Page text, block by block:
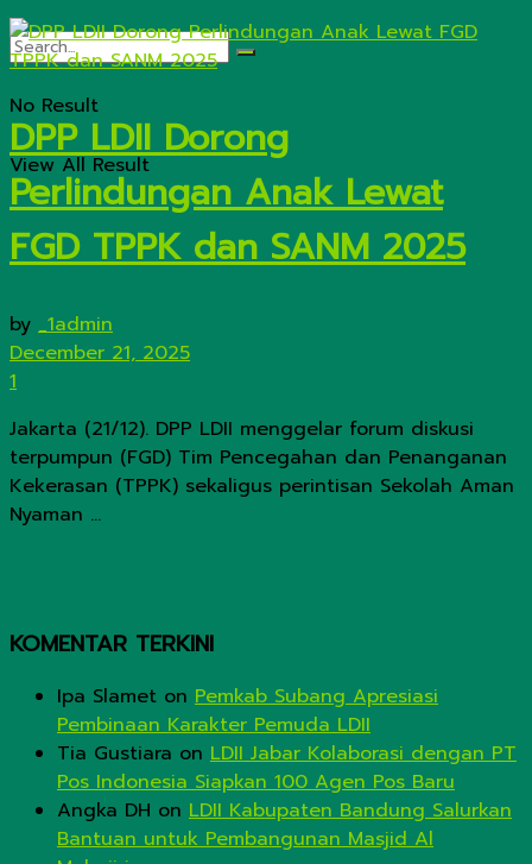
No Result
View All Result
DPP LDII Dorong
Perlindungan Anak Lewat
FGD TPPK dan SANM 2025
by _1admin
December 21, 2025
1
Jakarta (21/12). DPP LDII menggelar forum diskusi
terpumpun (FGD) Tim Pencegahan dan Penanganan
Kekerasan (TPPK) sekaligus perintisan Sekolah Aman
Nyaman ...
KOMENTAR TERKINI
Ipa Slamet on Pemkab Subang Apresiasi
Pembinaan Karakter Pemuda LDII
Tia Gustiara on LDII Jabar Kolaborasi dengan PT
Pos Indonesia Siapkan 100 Agen Pos Baru
Angka DH on LDII Kabupaten Bandung Salurkan
Bantuan untuk Pembangunan Masjid Al